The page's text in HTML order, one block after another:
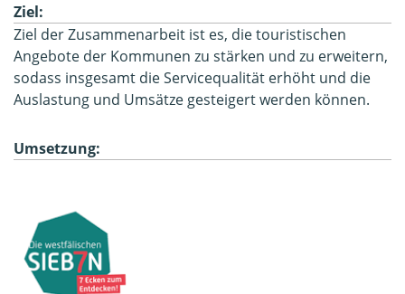
Ziel:
Ziel der Zusammenarbeit ist es, die touristischen
Angebote der Kommunen zu stärken und zu erweitern,
sodass insgesamt die Servicequalität erhöht und die
Auslastung und Umsätze gesteigert werden können.
Umsetzung: